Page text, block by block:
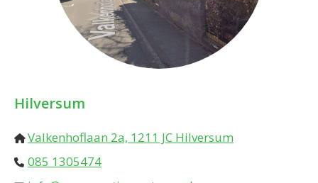
Hilversum
Valkenhoflaan 2a, 1211 JC Hilversum
085 1305474